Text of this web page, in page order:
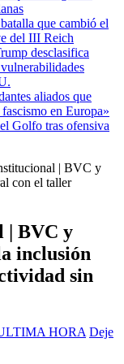
que cambió el
del III Reich
desclasifica
aliados que
en Europa»
Golfo tras ofensiva
| BVC y
con el taller
| BVC y
inclusión
sin
HORA Deje